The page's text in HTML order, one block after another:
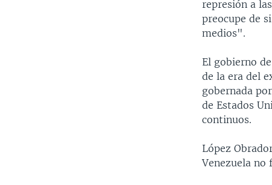
represión a
preocupe de
medios".
El gobierno
de la era del
gobernada
de Estados
continuos.
López
Venezuela no